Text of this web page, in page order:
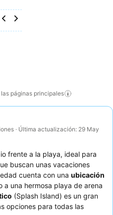
páginas principales
· Última actualización: 29 May
frente a la playa, ideal para
buscan unas vacaciones
cuenta con una ubicación
a una hermosa playa de arena
(Splash Island) es un gran
opciones para todas las